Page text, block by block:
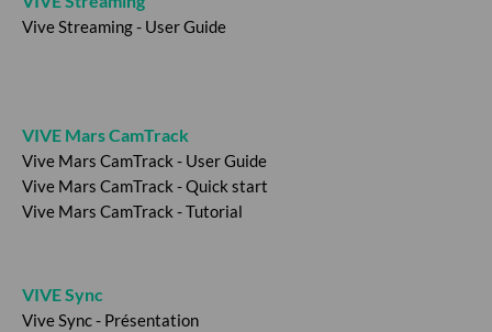
Vive Streaming - User Guide
VIVE Mars CamTrack
Vive Mars CamTrack - User Guide
Vive Mars CamTrack - Quick start
Vive Mars CamTrack - Tutorial
VIVE Sync
Vive Sync - Présentation